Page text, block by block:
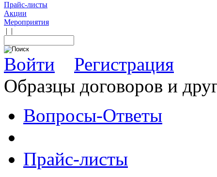
Прайс-листы
Акции
Мероприятия
| |
Войти
Регистрация
Образцы договоров и
Вопросы-Ответы
Прайс-листы